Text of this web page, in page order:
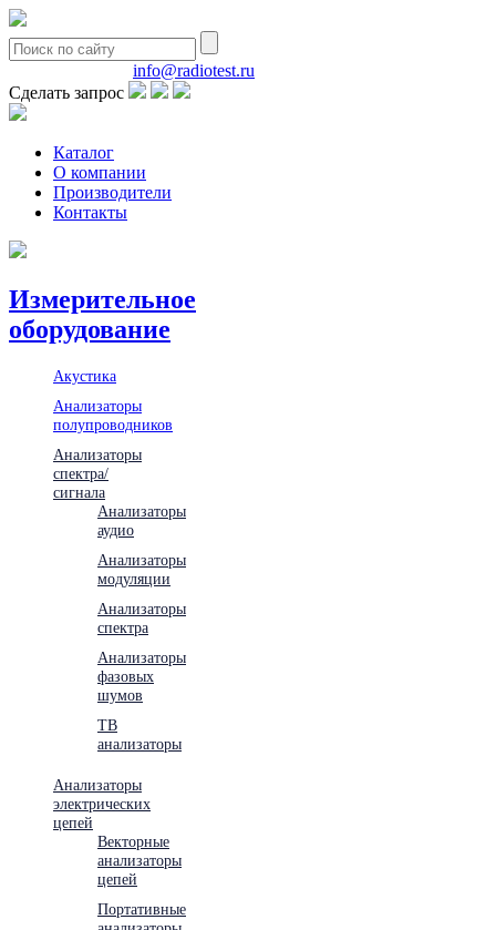
info@radiotest.ru
Сделать запрос
Каталог
О компании
Производители
Контакты
Измерительное
оборудование
Акустика
Анализаторы
полупроводников
Анализаторы
спектра/
сигнала
Анализаторы
аудио
Анализаторы
модуляции
Анализаторы
спектра
Анализаторы
фазовых
шумов
ТВ
анализаторы
Анализаторы
электрических
цепей
Векторные
анализаторы
цепей
Портативные